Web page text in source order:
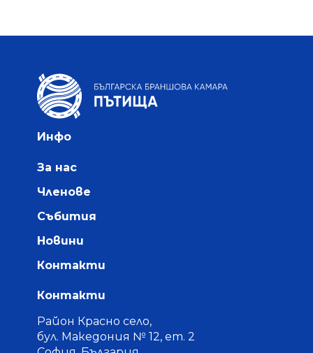
Инфо
За нас
Членове
Събития
Новини
Контакти
Контакти
Район Красно село,
бул. Македония № 12, ет. 2